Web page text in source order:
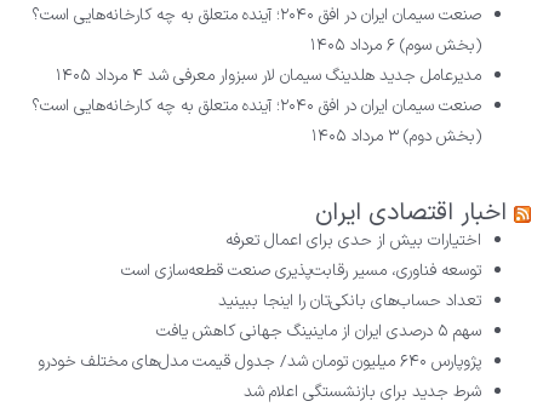
صنعت سیمان ایران در افق ۲۰۴۰؛ آینده متعلق به چه کارخانه‌هایی است؟
(بخش سوم)۶ مرداد ۱۴۰۵
مدیرعامل جدید هلدینگ سیمان لار سبزوار معرفی شد ۴ مرداد ۱۴۰۵
صنعت سیمان ایران در افق ۲۰۴۰؛ آینده متعلق به چه کارخانه‌هایی است؟
(بخش دوم)۳ مرداد ۱۴۰۵
اخبار اقتصادی ایران
اختیارات بیش از حدی برای اعمال تعرفه
توسعه فناوری، مسیر رقابت‌پذیری صنعت قطعه‌سازی است
تعداد حساب‌های بانکی‌تان را اینجا ببینید
سهم ۵ درصدی ایران از ماینینگ جهانی کاهش یافت
پژوپارس ۶۴۰ میلیون تومان شد/ جدول قیمت مدل‌های مختلف خودرو
شرط جدید برای بازنشستگی اعلام شد